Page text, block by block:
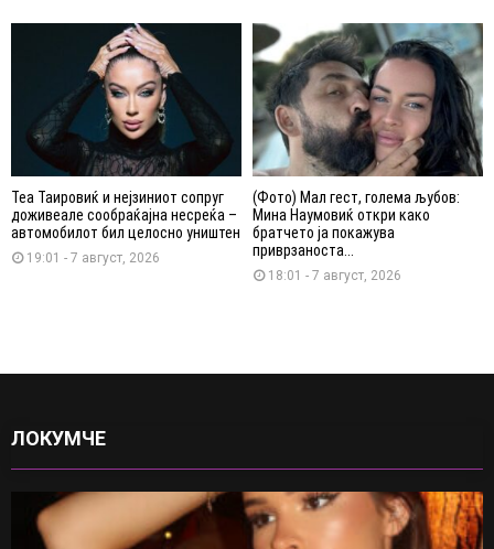
Теа Таировиќ и нејзиниот сопруг
доживеале сообраќајна несреќа –
автомобилот бил целосно уништен
19:01 - 7 август, 2026
(Фото) Мал гест, голема љубов:
Мина Наумовиќ откри како
братчето ја покажува
приврзаноста...
18:01 - 7 август, 2026
ЛОКУМЧЕ